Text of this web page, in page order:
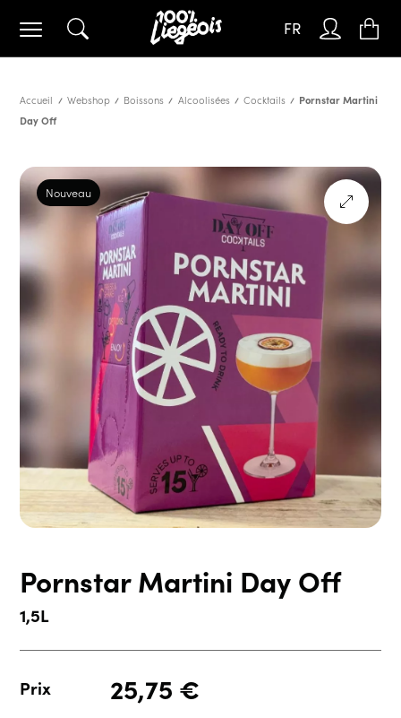
FR
Accueil Webshop Boissons Alcoolisées Cocktails
Pornstar Martini
Day Off
Nouveau
Pornstar Martini Day Off
1,5L
Prix 25,75 €